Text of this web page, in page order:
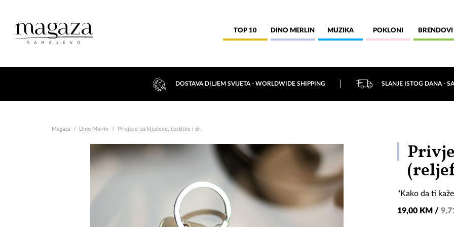
TOP 10 DINO MERLIN MUZIKA POKLONI BRENDOVI
DOSTAVA DILJEM SVIJETA - WORLDWIDE SHIPPING SLANJE ISTOG DANA -
Magaza Dino Merlin Privjesci za ključeve, čestitke i dr.
"Kako da ti
19,00 KM /